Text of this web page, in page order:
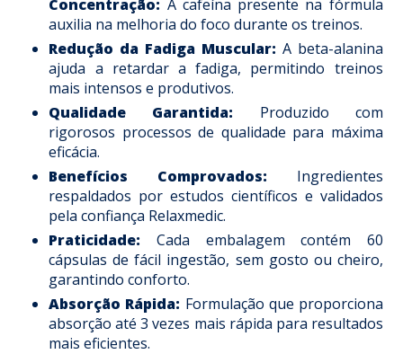
Concentração: A cafeína presente na fórmula
auxilia na melhoria do foco durante os treinos.​
Redução da Fadiga Muscular: A beta-alanina
ajuda a retardar a fadiga, permitindo treinos
mais intensos e produtivos.​
Qualidade Garantida: Produzido com
rigorosos processos de qualidade para máxima
eficácia.​
Benefícios Comprovados: Ingredientes
respaldados por estudos científicos e validados
pela confiança Relaxmedic.​
Praticidade: Cada embalagem contém 60
cápsulas de fácil ingestão, sem gosto ou cheiro,
garantindo conforto.​
Absorção Rápida: Formulação que proporciona
absorção até 3 vezes mais rápida para resultados
mais eficientes.​